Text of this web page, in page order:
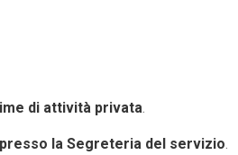
di attività privata.
presso la Segreteria del servizio.